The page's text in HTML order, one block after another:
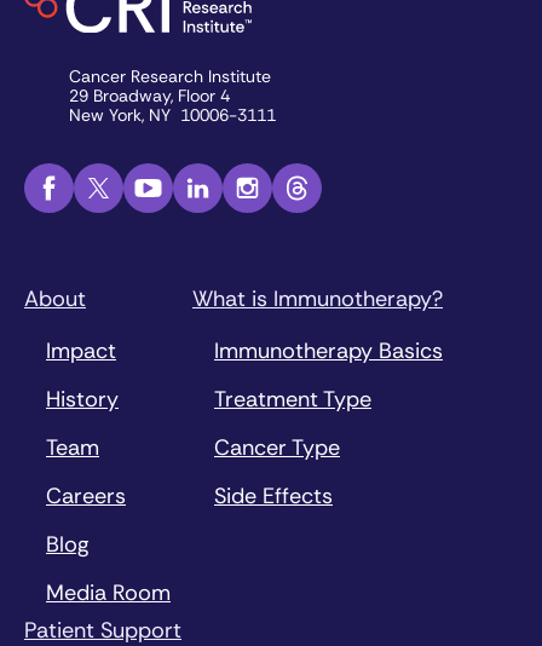
Cancer Research Institute
29 Broadway, Floor 4
New York, NY 10006-3111
About
Impact
History
Team
Careers
Blog
Media Room
What is Immunotherapy?
Immunotherapy Basics
Treatment Type
Cancer Type
Side Effects
Patient Support